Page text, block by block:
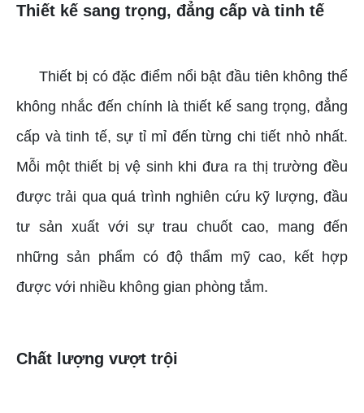
Thiết kế sang trọng, đẳng cấp và tinh tế
Thiết bị có đặc điểm nổi bật đầu tiên không thể
không nhắc đến chính là thiết kế sang trọng, đẳng
cấp và tinh tế, sự tỉ mỉ đến từng chi tiết nhỏ nhất.
Mỗi một thiết bị vệ sinh khi đưa ra thị trường đều
được trải qua quá trình nghiên cứu kỹ lượng, đầu
tư sản xuất với sự trau chuốt cao, mang đến
những sản phẩm có độ thẩm mỹ cao, kết hợp
được với nhiều không gian phòng tắm.
Chất lượng vượt trội